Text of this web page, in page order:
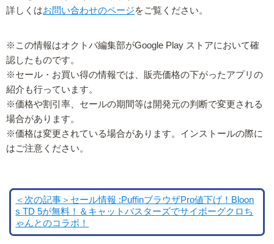
詳しくはお問い合わせのページをご覧ください。
※この情報はオクトバ編集部がGoogle Play ストアにおいて確
認したものです。
※セール・お買い得の情報では、販売価格の下がったアプリの
紹介も行っています。
※価格や割引率、セールの期間等は開発元の判断で変更される
場合があります。
※価格は変更されている場合があります。インストールの際に
はご注意ください。
＜次の記事＞セール情報 :PuffinブラウザPro値下げ！Bloon
s TD 5が無料！＆キャットバスターズでサイボーグクロち
ゃんとのコラボ！